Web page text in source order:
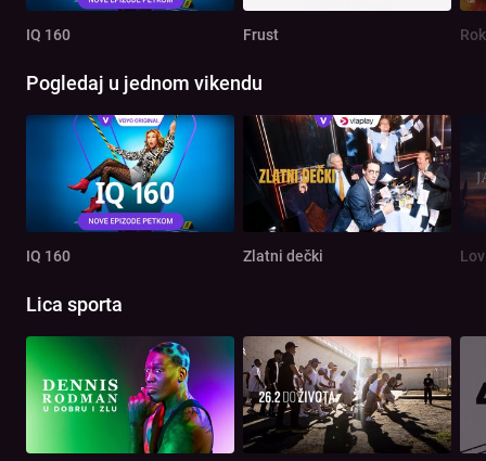
IQ 160 Frust
Pogledaj u jednom vikendu
IQ 160 Zlatni dečki
Lica sporta